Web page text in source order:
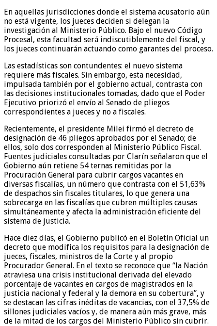
En aquellas jurisdicciones donde el sistema acusatorio aún
no está vigente, los jueces deciden si delegan la
investigación al Ministerio Público. Bajo el nuevo Código
Procesal, esta facultad será indiscutiblemente del fiscal, y
los jueces continuarán actuando como garantes del proceso.
Las estadísticas son contundentes: el nuevo sistema
requiere más fiscales. Sin embargo, esta necesidad,
impulsada también por el gobierno actual, contrasta con
las decisiones institucionales tomadas, dado que el Poder
Ejecutivo priorizó el envío al Senado de pliegos
correspondientes a jueces y no a fiscales.
Recientemente, el presidente Milei firmó el decreto de
designación de 46 pliegos aprobados por el Senado; de
ellos, solo dos corresponden al Ministerio Público Fiscal.
Fuentes judiciales consultadas por Clarín señalaron que el
Gobierno aún retiene 54 ternas remitidas por la
Procuración General para cubrir cargos vacantes en
diversas fiscalías, un número que contrasta con el 51,63%
de despachos sin fiscales titulares, lo que genera una
sobrecarga en las fiscalías que cubren múltiples causas
simultáneamente y afecta la administración eficiente del
sistema de justicia.
Hace diez días, el Gobierno publicó en el Boletín Oficial un
decreto que modifica los requisitos para la designación de
jueces, fiscales, ministros de la Corte y al propio
Procurador General. En el texto se reconoce que “la Nación
atraviesa una crisis institucional derivada del elevado
porcentaje de vacantes en cargos de magistrados en la
justicia nacional y federal y la demora en su cobertura”, y
se destacan las cifras inéditas de vacancias, con el 37,5% de
sillones judiciales vacíos y, de manera aún más grave, más
de la mitad de los cargos del Ministerio Público sin cubrir.